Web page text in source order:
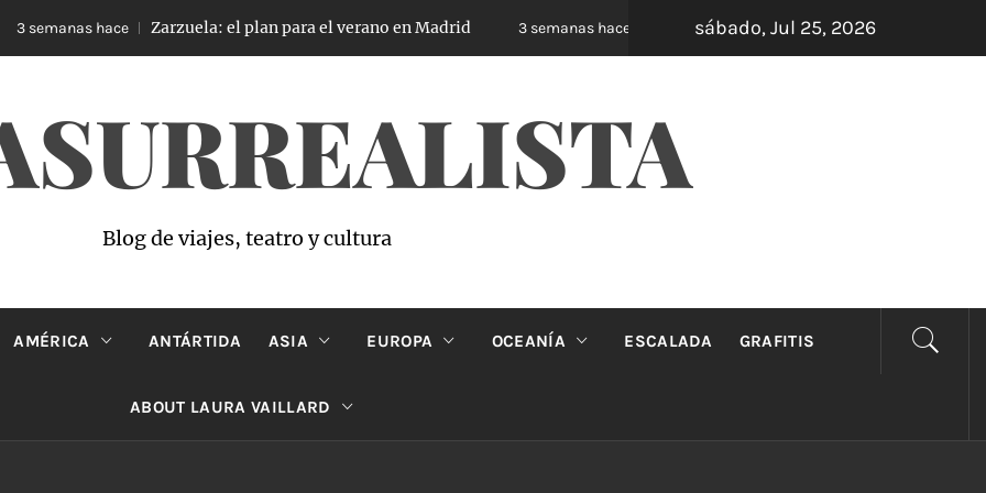
3 semanas hace Zarzuela: el plan para el verano en Madrid 3 semanas hace Oveja Negra: el unipersonal que se ríe de los
sábado, Jul 25, 2026
Blog de viajes, teatro y cultura
AMÉRICA ANTÁRTIDA ASIA EUROPA OCEANÍA ESCALADA GRAFITIS
ABOUT LAURA VAILLARD